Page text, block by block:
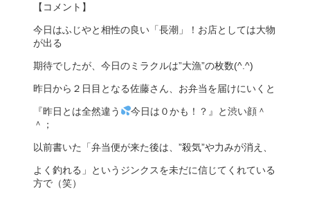
【コメント】
今日はふじやと相性の良い「長潮」！お店としては大物
が出る
期待でしたが、今日のミラクルは”大漁”の枚数(^.^)
昨日から２日目となる佐藤さん、お弁当を届けにいくと
『昨日とは全然違う
今日は０かも！？』と渋い顔＾
＾；
以前書いた「弁当便が来た後は、”殺気”や力みが消え、
よく釣れる」というジンクスを未だに信じてくれている
方で（笑）